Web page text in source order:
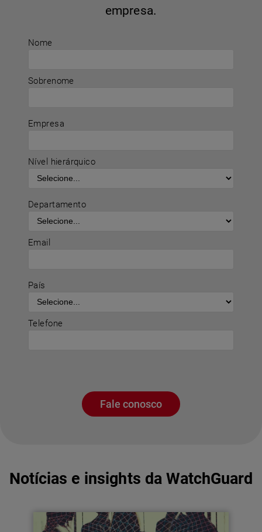
Nome
Sobrenome
Empresa
Nível hierárquico
Departamento
Email
País
Telefone
Fale conosco
empresa.
Notícias e insights da WatchGuard